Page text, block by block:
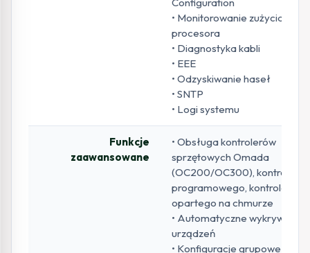
• Monitorowanie zużycia
procesora
• Diagnostyka kabli
• EEE
• Odzyskiwanie haseł
• SNTP
• Logi systemu
Funkcje
zaawansowane
• Obsługa kontrolerów
sprzętowych Omada
(OC200/OC300), kontrolera
programowego, kontrolera
opartego na chmurze
• Automatyczne wykrywanie
urządzeń
• Konfiguracje grupowe